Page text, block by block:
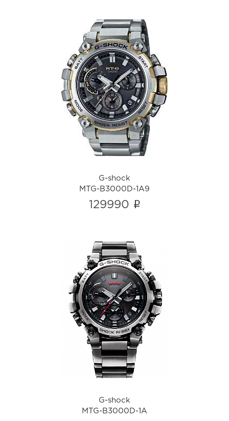
G-shock
MTG-B3000D-1A9
i
G-shock
MTG-B3000D-1A9
129990 i
G-shock
MTG-B3000D-1A
i
G-shock
MTG-B3000D-1A